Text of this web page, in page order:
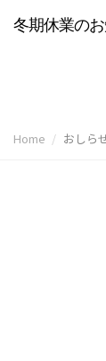
冬期休業の
Home おしら